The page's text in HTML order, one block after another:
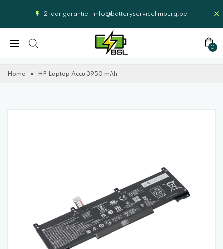
2 jaar garantie | info@batteryservicelimburg.be
0
Home HP Laptop Accu 3950 mAh